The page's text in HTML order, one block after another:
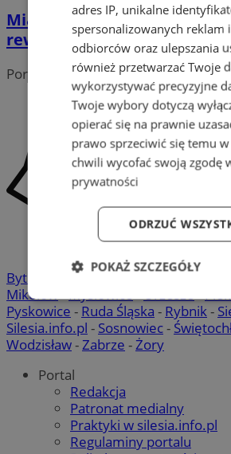
Miasto inwestuje w
rewitalizacja kamienic w
Portal należy do sieci
Bytom Chorzów-Gliwice- Katowice
Mikołów-Mysłowice-Orzesze-
Pyskowice - Ruda Śląska - Rybnik-
Silesia.info.pl - Sosnowiec-
Wodzisław-Zabrze -Żory
Portal
Redakcja
Patronat medialny
Praktyki w silesia.info.pl
Regulaminy portalu
adres IP, unikalne
spersonalizowanych
odbiorców oraz ulepszania
również przetwarzać Twoje
wykorzystywać precyzyjne
Twoje wybory dotyczą
opierać się na prawnie
prawo sprzeciwić się temu w
chwili wycofać swoją zgodę
prywatności
ODRZUĆ
POKAŻ SZCZEGÓŁY
Niezbędne